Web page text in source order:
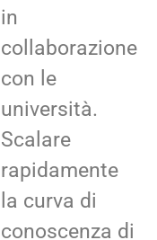
in
collaborazione
con le
università.
Scalare
rapidamente
la curva di
conoscenza di